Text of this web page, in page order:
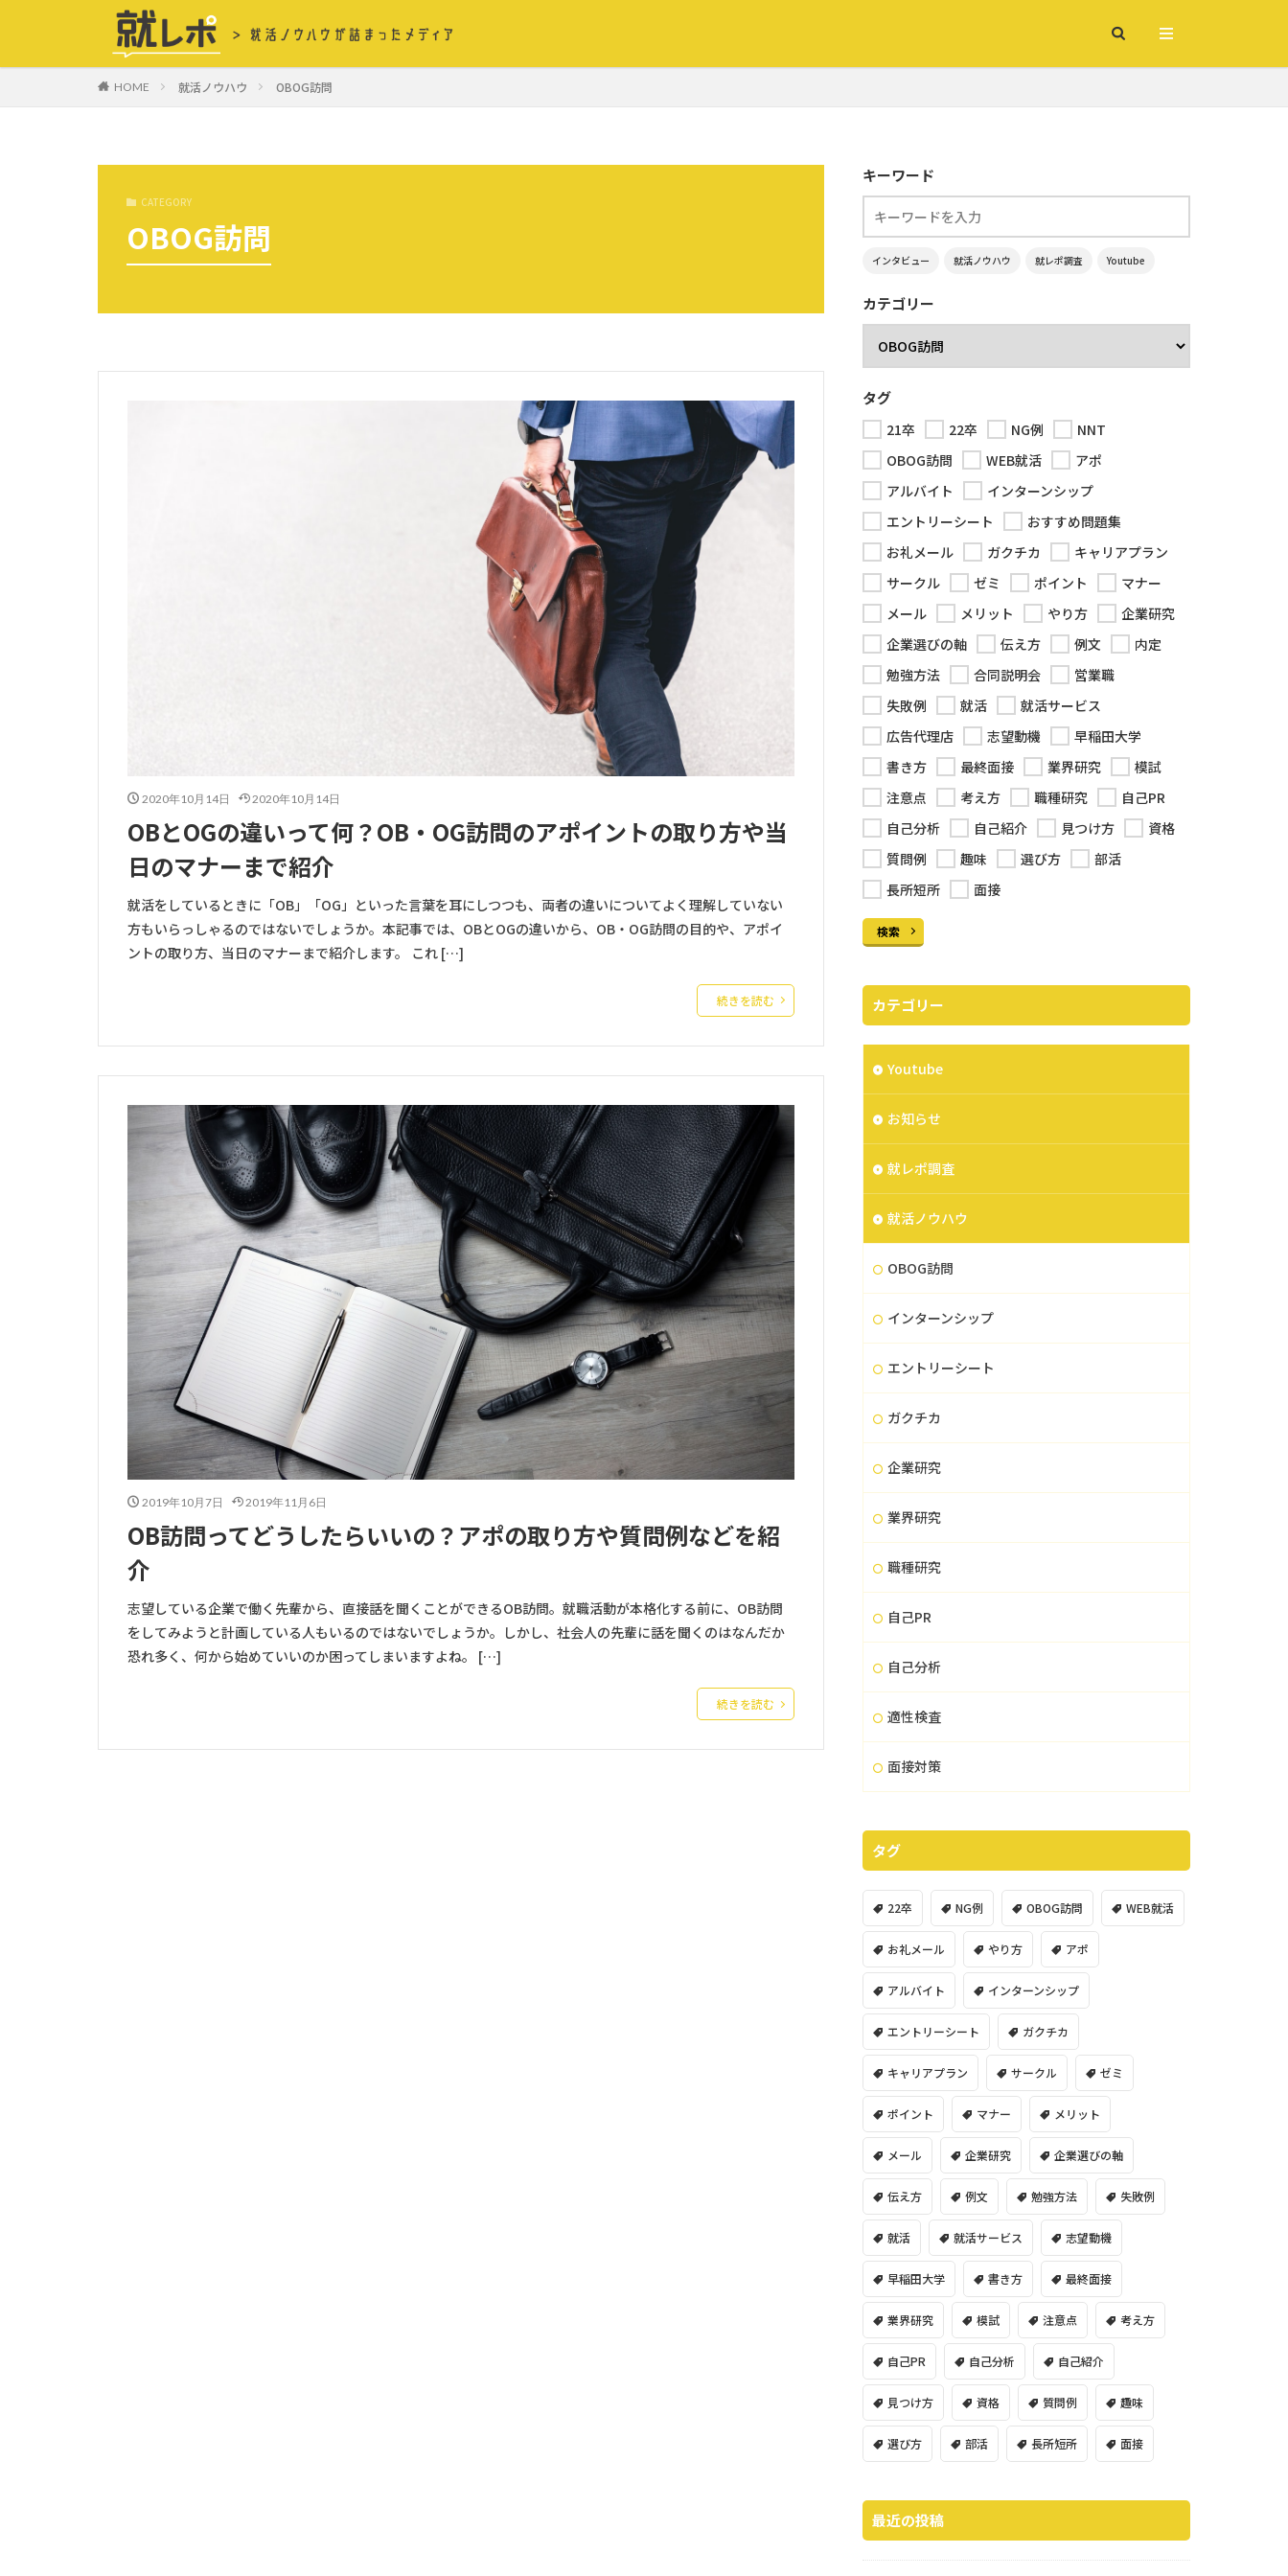
HOME 就活ノウハウ OBOG訪問
CATEGORY
OBOG訪問
2020年10月14日 2020年10月14日
OBとOGの違いって何？OB・OG訪問のアポイントの取り方や当
日のマナーまで紹介
就活をしているときに「OB」「OG」といった言葉を耳にしつつも、両者の違いについてよく理解していない
方もいらっしゃるのではないでしょうか。本記事では、OBとOGの違いから、OB・OG訪問の目的や、アポイ
ントの取り方、当日のマナーまで紹介します。 これ […]
続きを読む
2019年10月7日 2019年11月6日
OB訪問ってどうしたらいいの？アポの取り方や質問例などを紹
介
志望している企業で働く先輩から、直接話を聞くことができるOB訪問。就職活動が本格化する前に、OB訪問
をしてみようと計画している人もいるのではないでしょうか。しかし、社会人の先輩に話を聞くのはなんだか
恐れ多く、何から始めていいのか困ってしまいますよね。 […]
続きを読む
キーワード
インタビュー 就活ノウハウ 就レポ調査 Youtube
カテゴリー
タグ
21卒 22卒 NG例
NNT
OBOG訪問
WEB就活
アポ
アルバイト
インターンシップ
エントリーシート
おすすめ問題集
お礼メール
ガクチカ
キャリアプラン
サークル
ゼミ ポイント
マナー
メール
メリット やり方
企業研究
企業選びの軸
伝え方 例文
内定
勉強方法
合同説明会
営業職
失敗例
就活
就活サービス
広告代理店
志望動機
早稲田大学
書き方
最終面接 業界研究
模試
注意点
考え方 職種研究
自己PR
自己分析
自己紹介 見つけ方
資格
質問例
趣味 選び方
部活
長所短所
面接
検索
カテゴリー
Youtube
お知らせ
就レポ調査
就活ノウハウ
OBOG訪問
インターンシップ
エントリーシート
ガクチカ
企業研究
業界研究
職種研究
自己PR
自己分析
適性検査
面接対策
タグ
22卒 NG例 OBOG訪問 WEB就活
お礼メール やり方 アポ
アルバイト インターンシップ
エントリーシート ガクチカ
キャリアプラン サークル ゼミ
ポイント マナー メリット
メール 企業研究 企業選びの軸
伝え方 例文 勉強方法 失敗例
就活 就活サービス 志望動機
早稲田大学 書き方 最終面接
業界研究 模試 注意点 考え方
自己PR 自己分析 自己紹介
見つけ方 資格 質問例 趣味
選び方 部活 長所短所 面接
最近の投稿